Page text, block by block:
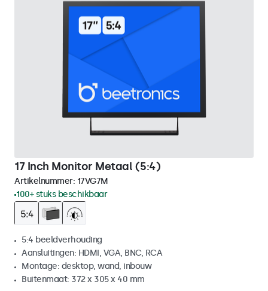
17 Inch Monitor Metaal (5:4)
Artikelnummer: 17VG7M
100+ stuks beschikbaar
5:4 beeldverhouding
Aansluitingen: HDMI, VGA, BNC, RCA
Montage: desktop, wand, inbouw
Buitenmaat: 372 x 305 x 40 mm